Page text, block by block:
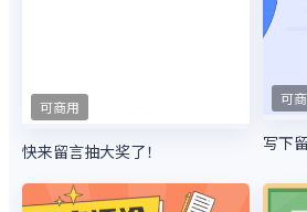
可商用
快来留言抽大奖了！
可
写下